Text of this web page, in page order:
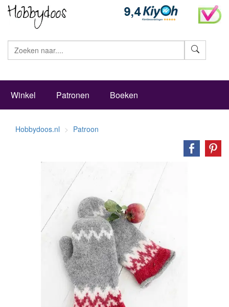
Winkel Patronen Boeken
Hobbydoos.nl Patroon